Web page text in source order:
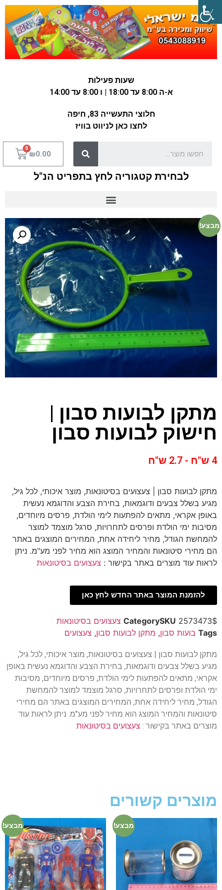
שעות פעילות
א-ה 8:00 עד 18:00 | ו 8:00 עד 14:00
חלוצי התעשייה 83, חיפה
לחצו כאן לניווט בוויז
₪0.00
לבחירת קטגוריה לחץ בתפריט הנ"ל
מבצע!
מתקן לבועות סבון |
חישוק לבועות סבון
4 ש"ח - 2.7 ש"ח
מתקן לבועות סבון | צעצועים בסיטונאות, מוצר איכותי, לכל גיל,
מגיע בשלל צבעים ודוגמאות, בחירת הצבע והדוגמא נעשית
באופן אקראי, מתאים להפתעות לימי הולדת, פרסים מיוחדים,
מסיבות ימי הולדת ופרסים לתחרויות, סרגל מוצמד למוצר
להמחשת הגודל, מחיר ליחידה אחת, המחירים המוצגים באתר
הם מחירי סיטונאות והמחיר המוצג הוא מחיר לפני מע"מ. ניתן
לראות עוד מוצרים באתר בקישור : צעצועים בסיטונאות
להזמנת המוצר באתר החדש לחץ כאן
SKU 2573473$
Category צעצועים בסיטונאות
Tags בועות סבון, מתקן לבועות סבון, צעצועים
מתקן לבועות סבון | צעצועים בסיטונאות, מוצר איכותי, לכל גיל,
מגיע בשלל צבעים ודוגמאות, בחירת הצבע והדוגמא נעשית באופן
אקראי, מתאים להפתעות לימי הולדת, פרסים מיוחדים, מסיבות
ימי הולדת ופרסים לתחרויות, סרגל מוצמד למוצר להמחשת
הגודל, מחיר ליחידה אחת, המחירים המוצגים באתר הם מחירי
סיטונאות והמחיר המוצג הוא מחיר לפני מע"מ. ניתן לראות עוד
מוצרים באתר בקישור : צעצועים בסיטונאות
מוצרים קשורים
מבצע! מבצע!